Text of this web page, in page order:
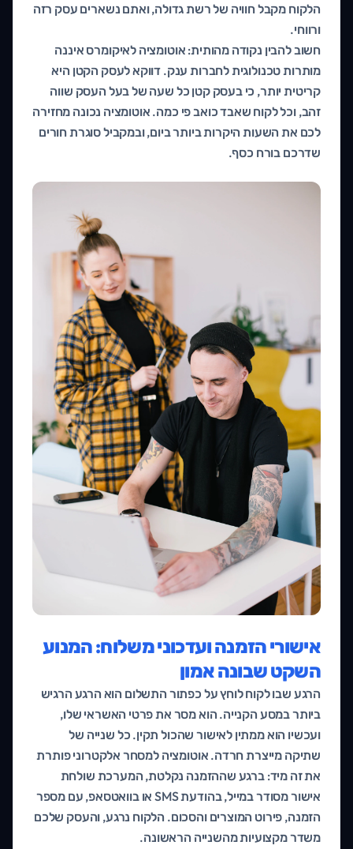
הלקוח מקבל חוויה של רשת גדולה, ואתם נשארים עסק רזה
ורווחי.
חשוב להבין נקודה מהותית: אוטומציה לאיקומרס איננה
מותרות טכנולוגית לחברות ענק. דווקא לעסק הקטן היא
קריטית יותר, כי בעסק קטן כל שעה של בעל העסק שווה
זהב, וכל לקוח שאבד כואב פי כמה. אוטומציה נכונה מחזירה
לכם את השעות היקרות ביותר ביום, ובמקביל סוגרת חורים
שדרכם בורח כסף.
אישורי הזמנה ועדכוני משלוח: המנוע
השקט שבונה אמון
הרגע שבו לקוח לוחץ על כפתור התשלום הוא הרגע הרגיש
ביותר במסע הקנייה. הוא מסר את פרטי האשראי שלו,
ועכשיו הוא ממתין לאישור שהכול תקין. כל שנייה של
שתיקה מייצרת חרדה. אוטומציה למסחר אלקטרוני פותרת
את זה מיד: ברגע שההזמנה נקלטת, המערכת שולחת
אישור מסודר במייל, בהודעת SMS או בוואטסאפ, עם מספר
הזמנה, פירוט המוצרים והסכום. הלקוח נרגע, והעסק שלכם
משדר מקצועיות מהשנייה הראשונה.